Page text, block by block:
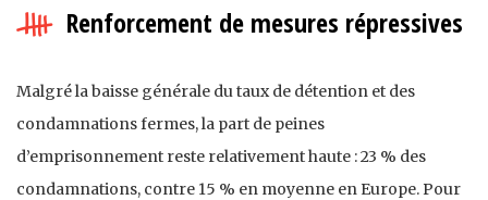
Renforcement de mesures répressives
Malgré la baisse générale du taux de détention et des
condamnations fermes, la part de peines
d’emprisonnement reste relativement haute : 23 % des
condamnations, contre 15 % en moyenne en Europe. Pour